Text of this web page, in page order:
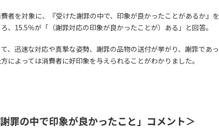
者を対象に、『受けた謝罪の中で、印象が良かったことがあるか』
、15.5％が「（謝罪対応の印象が良かったことが）ある」と回答。
、迅速な対応や真摯な姿勢、謝罪の品物の送付が挙がり、謝罪であ
によっては消費者に好印象を与えられることがわかりました。
罪の中で印象が良かったこと」コメント＞